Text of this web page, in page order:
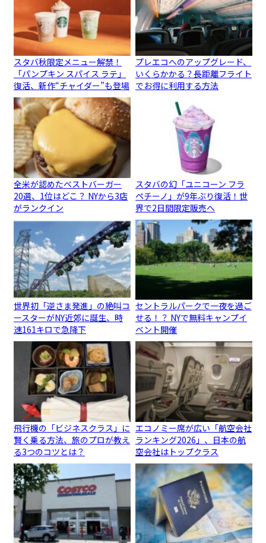
スタバ秋限定メニュー解禁！
「パンプキン スパイス ラテ」
復活、新作“チャイダー”も登場
プレエコへのアップグレード、
いくらかかる？長距離フライト
でお得に利用する方法
全米が認めたベストバーガー
20選、1位はどこ？ NYから3店
がランクイン
スタバの幻「ユニコーン フラ
ペチーノ」が9年ぶり復活！世
界で2日間限定販売へ
世界初「逆さま発進」の絶叫コ
ースターがNY近郊に誕生、時
速161キロで急降下
セントラルパークで一夜を過ご
せる！？ NYで無料キャンプイ
ベント開催
飛行機の「ビジネスクラス」に
賢く乗る方法、旅のプロが教え
る3つのコツとは？
エコノミー席が広い「航空会社
ランキング2026」、日本の航
空会社はトップクラス